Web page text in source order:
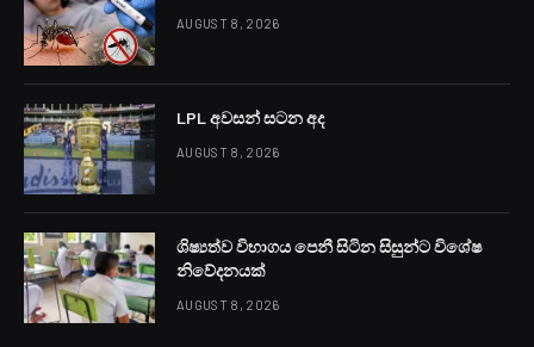
AUGUST 8, 2026
LPL අවසන් සටන අද
AUGUST 8, 2026
ශිෂ්‍යත්ව විභාගය පෙනී සිටින සිසුන්ට විශේෂ
නිවේදනයක්
AUGUST 8, 2026